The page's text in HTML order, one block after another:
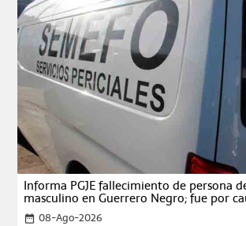
Informa PGJE fallecimiento de persona
masculino en Guerrero Negro; fue por
date_range 08-Ago-2026